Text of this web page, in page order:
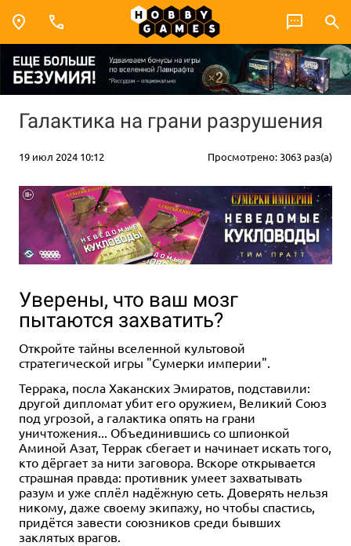
Галактика на грани разрушения
19 июл 2024 10:12 Просмотрено: 3063 раз(а)
Уверены, что ваш мозг
пытаются захватить?
Откройте тайны вселенной культовой
стратегической игры "Сумерки империи".
Террака, посла Хаканских Эмиратов, подставили:
другой дипломат убит его оружием, Великий Союз
под угрозой, а галактика опять на грани
уничтожения... Объединившись со шпионкой
Аминой Азат, Террак сбегает и начинает искать того,
кто дёргает за нити заговора. Вскоре открывается
страшная правда: противник умеет захватывать
разум и уже сплёл надёжную сеть. Доверять нельзя
никому, даже своему экипажу, но чтобы спастись,
придётся завести союзников среди бывших
заклятых врагов.